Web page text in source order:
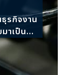
รกิจงาน
าเป็น
เนื้อ